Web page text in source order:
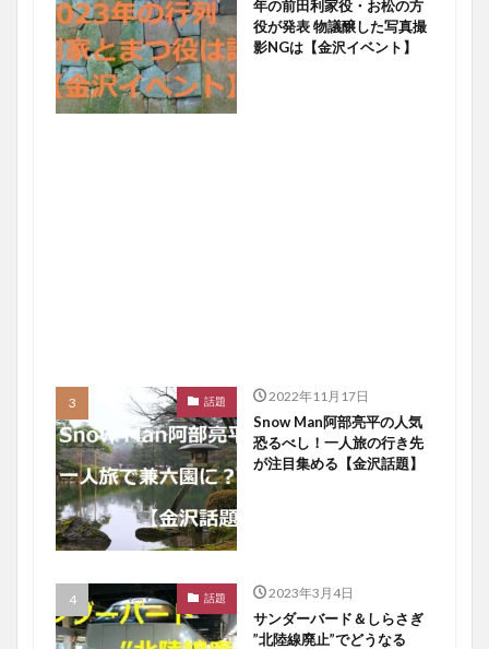
年の前田利家役・お松の方
役が発表 物議醸した写真撮
影NGは【金沢イベント】
話題 2022年11月17日
Snow Man阿部亮平の人気
恐るべし！一人旅の行き先
が注目集める【金沢話題】
話題 2023年3月4日
サンダーバード＆しらさぎ
”北陸線廃止”でどうなる